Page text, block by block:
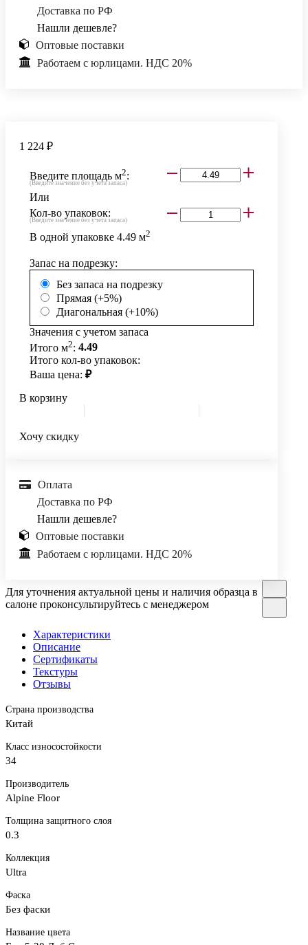
Доставка по РФ
Нашли дешевле?
Оптовые поставки
Работаем с юрлицами. НДС 20%
1 224 ₽
Введите площадь м2:
(Введите значение без учета запаса)
Или
Кол-во упаковок:
(Введите значение без учета запаса)
В одной упаковке 4.49 м2
Запас на подрезку:
Без запаса на подрезку
Прямая (+5%)
Диагональная (+10%)
Значения с учетом запаса
Итого м2: 4.49
Итого кол-во упаковок:
Ваша цена: ₽
В корзину
Хочу скидку
Оплата
Доставка по РФ
Нашли дешевле?
Оптовые поставки
Работаем с юрлицами. НДС 20%
Для уточнения актуальной цены и наличия образца в
салоне проконсультируйтесь с менеджером
Характеристики
Описание
Сертификаты
Текстуры
Отзывы
Страна производства
Китай
Класс износостойкости
34
Производитель
Alpine Floor
Толщина защитного слоя
0.3
Коллекция
Ultra
Фаска
Без фаски
Название цвета